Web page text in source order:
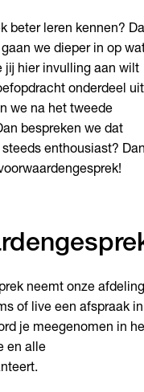
beter leren kennen?
we dieper in op
jij hier invulling aan wilt
onderdeel uit
we na het tweede
bespreken we dat
enthousiast?
neemt onze afdeling
of live een afspraak in
je meegenomen in
en alle